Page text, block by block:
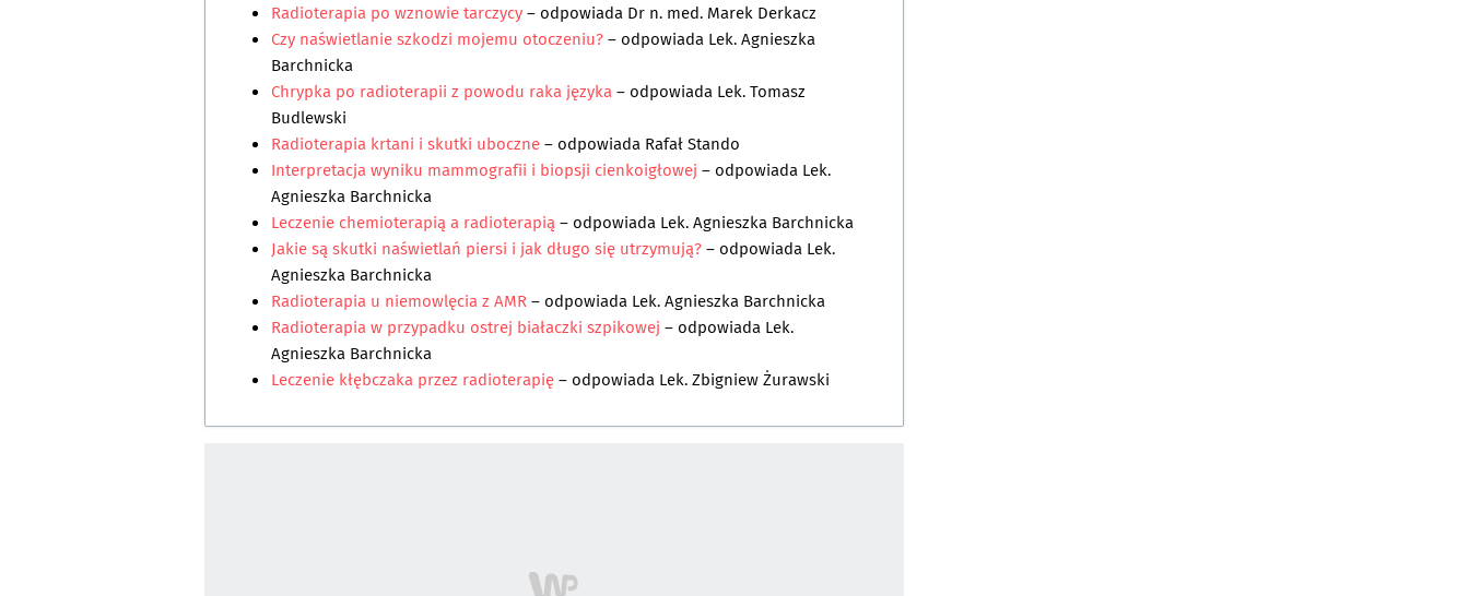
Radioterapia po wznowie tarczycy– odpowiada Dr n. med. Marek Derkacz
Czy naświetlanie szkodzi mojemu otoczeniu?– odpowiada Lek. Agnieszka
Barchnicka
Chrypka po radioterapii z powodu raka języka– odpowiada Lek. Tomasz
Budlewski
Radioterapia krtani i skutki uboczne– odpowiada Rafał Stando
Interpretacja wyniku mammografii i biopsji cienkoigłowej – odpowiada Lek.
Agnieszka Barchnicka
Leczenie chemioterapią a radioterapią– odpowiada Lek. Agnieszka Barchnicka
Jakie są skutki naświetlań piersi i jak długo się utrzymują?– odpowiada Lek.
Agnieszka Barchnicka
Radioterapia u niemowlęcia z AMR– odpowiada Lek. Agnieszka Barchnicka
Radioterapia w przypadku ostrej białaczki szpikowej – odpowiada Lek.
Agnieszka Barchnicka
Leczenie kłębczaka przez radioterapię– odpowiada Lek. Zbigniew Żurawski